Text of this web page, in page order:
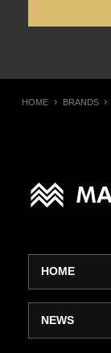
HOME BRANDS
HOME
NEWS